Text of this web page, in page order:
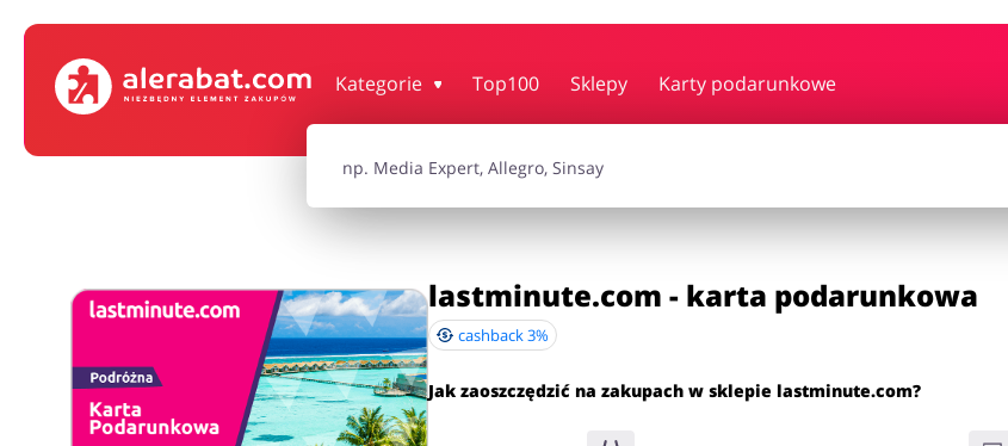
Kategorie Top100 Sklepy Karty podarunkowe
Wszystkie kody rabatowe Wszystkie promocje
lastminute.com - karta podarunkowa
cashback3%
Jak zaoszczędzić na zakupach w sklepie lastminute.com?